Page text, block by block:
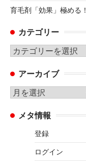
育毛剤「効果」極める！
カテゴリー
カ
ゴ
リ
ー
アーカイブ
ア
カ メタ情報
登録
ログイン